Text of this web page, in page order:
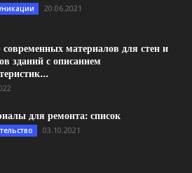
20.06.2021
современных материалов для стен и
зданий с описанием
для ремонта: список
03.10.2021